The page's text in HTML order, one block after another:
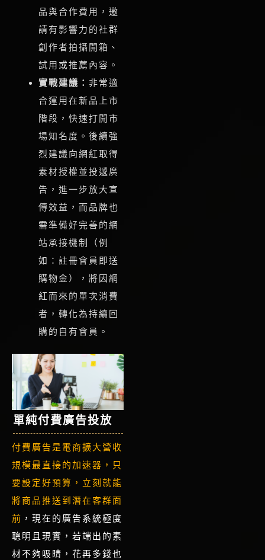
品與合作費用，邀
請有影響力的社群
創作者拍攝開箱、
試用或推薦內容。
實戰建議： 非常適
合運用在新品上市
階段，快速打開市
場知名度。後續強
烈建議向網紅取得
素材授權並投遞廣
告，進一步放大宣
傳效益，而品牌也
需準備好完善的網
站承接機制（例
如：註冊會員即送
購物金），將因網
紅而來的單次消費
者，轉化為持續回
購的自有會員。
單純付費廣告投放
付費廣告是電商擴大營收
規模最直接的加速器，只
要設定好預算，立刻就能
將商品推送到潛在客群面
前 ，現在的廣告系統極度
聰明且現實，若端出的素
材不夠吸睛，花再多錢也